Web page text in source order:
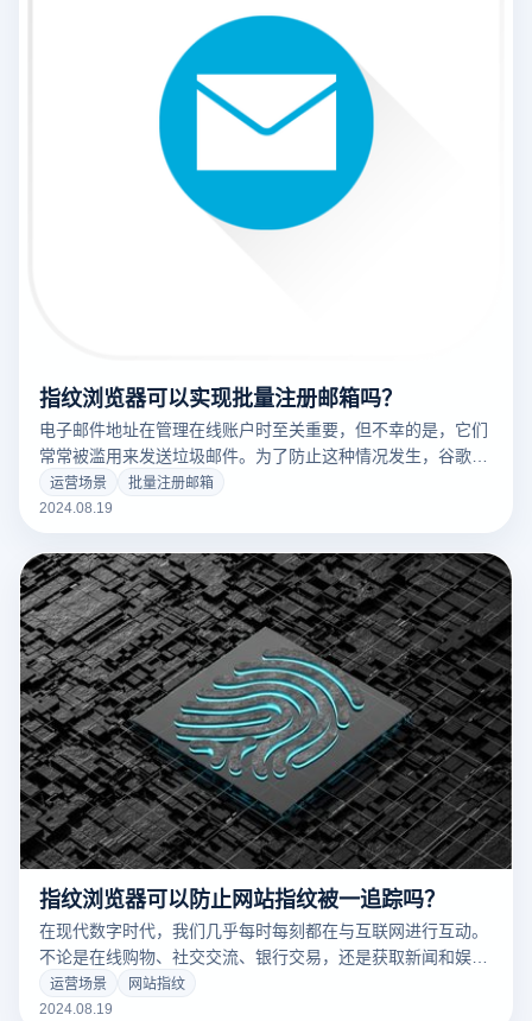
指纹浏览器可以实现批量注册邮箱吗？
电子邮件地址在管理在线账户时至关重要，但不幸的是，它们
常常被滥用来发送垃圾邮件。为了防止这种情况发生，谷歌采
用了先进的算法来检测可疑的注册活动和验证，以保护用户免
受垃圾邮件和其他有害活动的影响。因此，当需要批量注册多
绍批量注册邮箱的基本过程以及如何克服相关挑战。
运营场景
批量注册邮箱
2024.08.19
指纹浏览器可以防止网站指纹被一追踪吗？
在现代数字时代，我们几乎每时每刻都在与互联网进行互动。
不论是在线购物、社交交流、银行交易，还是获取新闻和娱乐
内容，这些活动都在不断进行。然而，这也引发了一个重要问
题——在线隐私。许多网站和广告商为了更精准地了解我们的
运营场景
网站指纹
2024.08.19